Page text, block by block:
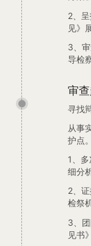
2、
见》
3、
导检
审
寻找
从事
护点。
1、
细分
2、
检祭
3、
见书